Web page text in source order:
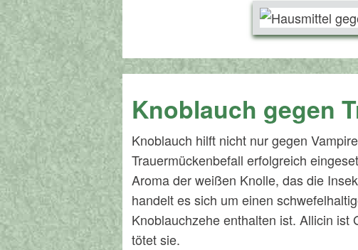
Knoblauch gegen
Knoblauch hilft nicht nur gegen
Trauermückenbefall erfolgreich
Aroma der weißen Knolle, das die
handelt es sich um einen
Knoblauchzehe enthalten ist. Allicin ist
tötet sie.